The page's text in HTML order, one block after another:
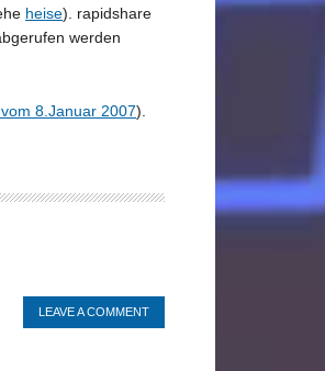
heise). rapidshare
werden
8.Januar 2007).
LEAVE A COMMENT